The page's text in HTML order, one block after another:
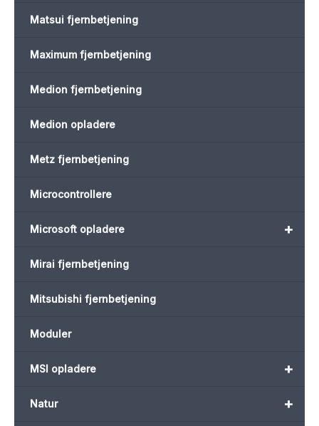
Matsui fjernbetjening
Maximum fjernbetjening
Medion fjernbetjening
Medion opladere
Metz fjernbetjening
Microcontrollere
+
Microsoft opladere
Mirai fjernbetjening
Mitsubishi fjernbetjening
Moduler
+
MSI opladere
+
Natur